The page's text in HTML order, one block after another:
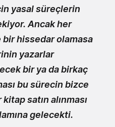
yasal süreçlerin
Ancak her
hissedar olamasa
yazarlar
bir ya da birkaç
bu sürecin bizce
kitap satın alınması
gelecekti.